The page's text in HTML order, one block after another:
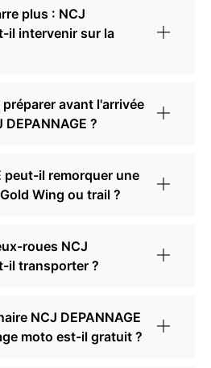
plus : NCJ
il intervenir sur la
avant l'arrivée
?
peut-il remorquer une
Wing ou trail ?
roues NCJ
il transporter ?
NCJ DEPANNAGE
moto est-il gratuit ?